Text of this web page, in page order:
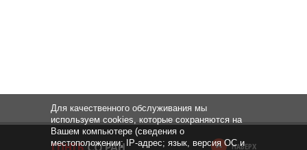
НАВЕРХ
Для качественного обслуживания мы
используем cookies, которые сохраняются на
Вашем компьютере (сведения о
местоположении; IP-адрес; язык, версия ОС и